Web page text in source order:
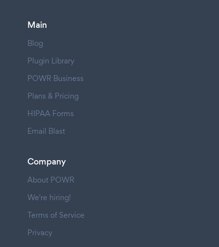
Main
Blog
Plugin Library
POWR Business
Plans & Pricing
HIPAA Forms
Email Blast
Company
About POWR
We're hiring!
Terms of Service
Privacy